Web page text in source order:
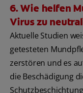
6. Wie helfen
Virus zu
Aktuelle Studien
getesteten
zerstören und es
die Beschädigung